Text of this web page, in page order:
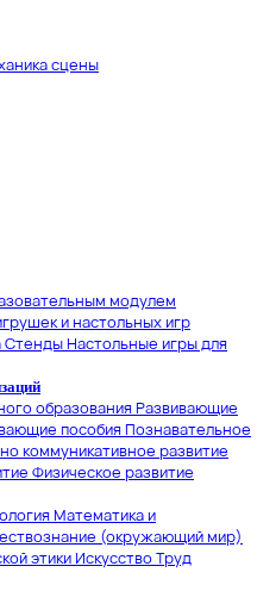
сцены
модулем
и настольных игр
СтендыНастольные игры для
образованияРазвивающие
пособияПознавательное
коммуникативное развитие
Физическое развитие
Математика и
(окружающий мир)
этики ИскусствоТруд